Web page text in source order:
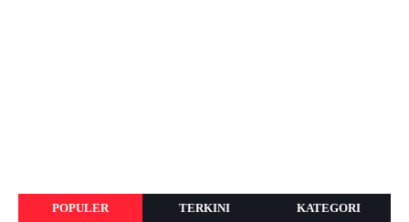
POPULER TERKINI KATEGORI